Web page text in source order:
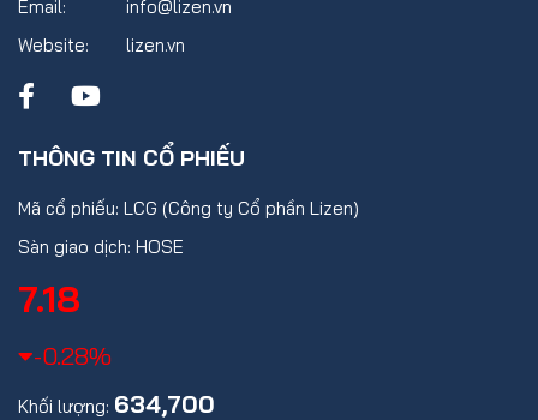
Email:
info@lizen.vn
Website:
lizen.vn
THÔNG TIN CỔ PHIẾU
Mã cổ phiếu: LCG (Công ty Cổ phần Lizen)
Sàn giao dịch: HOSE
7.18
-0.28%
Khối lượng: 634,700